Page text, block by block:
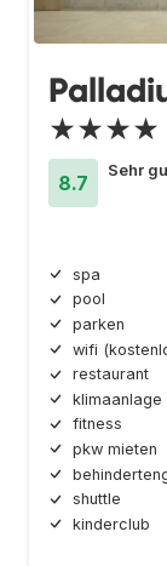
★★★★
8.7
Sehr
spa
pool
parken
wifi
restaurant
klimaanlage
fitness
pkw mieten
shuttle
kinderclub